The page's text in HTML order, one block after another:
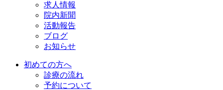
求人情報
院内新聞
活動報告
ブログ
お知らせ
初めての方へ
診療の流れ
予約について